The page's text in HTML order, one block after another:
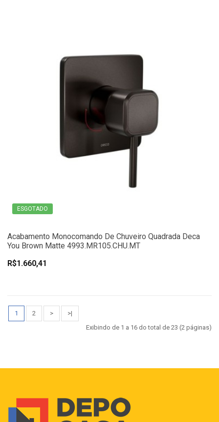
ESGOTADO
Acabamento Monocomando De Chuveiro Quadrada Deca
You Brown Matte 4993.MR105.CHU.MT
R$1.660,41
1 2 >
>|
Exibindo de 1 a 16 do total de 23 (2 páginas)